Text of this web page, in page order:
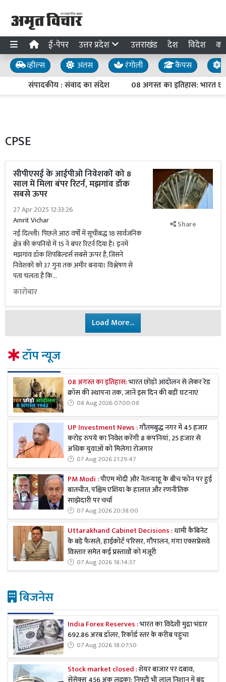
ई-पेपर उत्तर प्रदेश उत्तराखंड देश विदेश
व्हील्स अंतस रंगोली कैंपस
संपादकीय : संवाद का संदेश
08 अगस्त का इतिहास: भारत
CPSE
सीपीएसई के आईपीओ निवेशकों को 8
साल में मिला बंपर रिटर्न, मझगांव डॉक
सबसे ऊपर
27 Apr 2025 12:33:26
Amrit Vichar
नई दिल्ली। पिछले आठ वर्षों में सूचीबद्ध 18 सार्वजनिक
क्षेत्र की कंपनियों में 15 ने बंपर रिटर्न दिया है। इनमें
मझगांव डॉक शिपबिल्डर्स सबसे ऊपर है, जिसने
निवेशकों को 37 गुना तक अमीर बनाया। विश्लेषण से
पता चलता है कि...
कारोबार
Share
Load More...
टॉप न्यूज
08 अगस्त का इतिहास:भारत छोड़ो आंदोलन से लेकर रेड
क्रॉस की स्थापना तक, जानें इस दिन की बड़ी घटनाएं
08 Aug 2026 07:00:08
UP Investment News :गौतमबुद्ध नगर में 45 हजार
करोड़ रुपये का निवेश करेंगी 8 कंपनियां, 25 हजार से
अधिक युवाओं को मिलेगा रोजगार
07 Aug 2026 21:29:47
PM Modi :पीएम मोदी और नेतन्याहू के बीच फोन पर हुई
बातचीत, पश्चिम एशिया के हालात और रणनीतिक
साझेदारी पर चर्चा
07 Aug 2026 20:38:00
Uttarakhand Cabinet Decisions :धामी कैबिनेट
के बड़े फैसले, हाईकोर्ट परिसर, गौपालन, गंगा एक्सप्रेसवे
विस्तार समेत कई प्रस्तावों को मंजूरी
07 Aug 2026 18:14:37
बिजनेस
India Forex Reserves :भारत का विदेशी मुद्रा भंडार
692.86 अरब डॉलर, रिकॉर्ड स्तर के करीब पहुंचा
07 Aug 2026 18:07:50
Stock market closed :शेयर बाजार पर दबाव,